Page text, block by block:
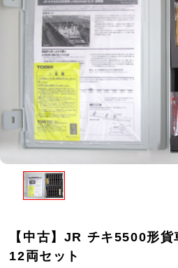
【中古】JR チキ5500形
12両セット